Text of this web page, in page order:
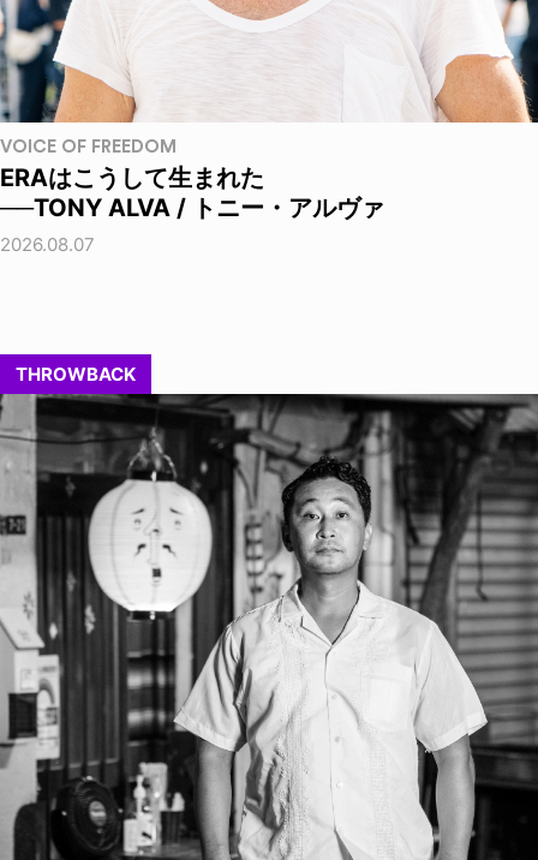
VOICE OF FREEDOM
ERAはこうして生まれた
──TONY ALVA / トニー・アルヴァ
2026.08.07
THROWBACK